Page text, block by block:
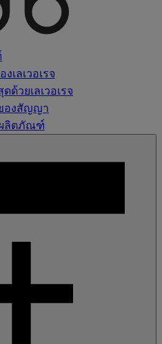
เลเวอเรจ
ด้วยเลเวอเรจ
องสัญญา
ลิตภัณฑ์